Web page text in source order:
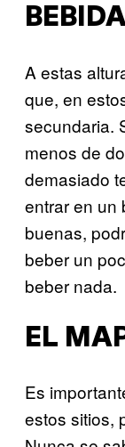
A estas
que, en
secundaria.
menos de
demasiado
entrar en un
buenas,
beber un
beber nada.
EL
Es
estos sitios,